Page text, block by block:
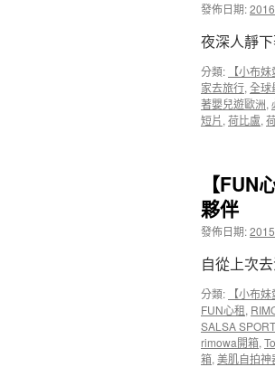
發佈日期:
夜深人靜
分類: 【小布
家去旅行, 全球
著嬰兒遊歐洲,
短片, 荷比盧,
【
夥伴
發佈日期:
自從上次
分類: 【小布
FUN心租,
SALSA SPORT
rimowa開箱,
箱, 美肌自拍神